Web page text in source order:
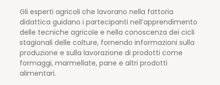
Gli esperti agricoli che lavorano nella fattoria
didattica guidano i partecipanti nell’apprendimento
delle tecniche agricole e nella conoscenza dei cicli
stagionali delle colture, fornendo informazioni sulla
produzione e sulla lavorazione di prodotti come
formaggi, marmellate, pane e altri prodotti
alimentari.